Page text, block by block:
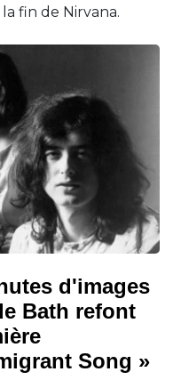
fin de Nirvana.
d'images
Bath refont
Song »